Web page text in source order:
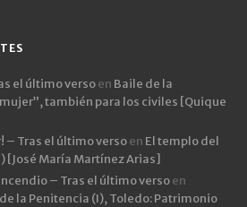
el último versoen Baile de la
también para los civiles [Quique
– Tras el último versoen El templo del
[José María Martínez Arias]
– Tras el último versoen
la Penitencia (I), Toledo: Patrimonio